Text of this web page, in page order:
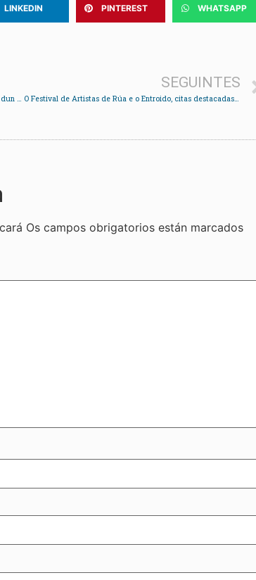
LINKEDIN PINTEREST WHATSAPP
A corporación debaterá o xoves en pleno unha rebaixa dun 7% nas retribucións dos concelleiros
SEGUINTES
O Festival de Artistas de Rúa e o Entroido, citas destacadas por cultura
Os campos obrigatorios están marcados